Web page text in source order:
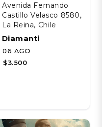
Avenida Fernando
Castillo Velasco 8580,
La Reina, Chile
Diamanti
06 AGO
$3.500